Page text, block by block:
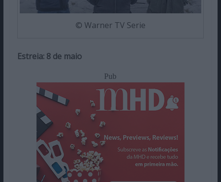
© Warner TV Serie
Estreia: 8 de maio
Pub